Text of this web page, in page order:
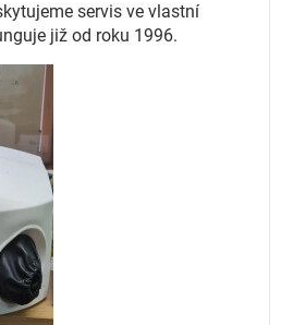
servis ve vlastní
již od roku 1996.